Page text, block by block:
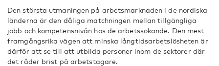
Den största utmaningen på arbetsmarknaden i de nordiska
länderna är den dåliga matchningen mellan tillgängliga
jobb och kompetensnivån hos de arbetssökande. Den mest
framgångsrika vägen att minska långtidsarbetslösheten är
därför att se till att utbilda personer inom de sektorer där
det råder brist på arbetstagare.